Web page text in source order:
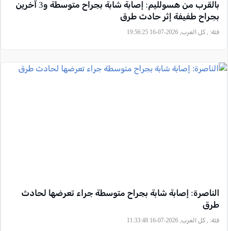
بالقرب من هسولليم: إصابة شابة بجراح متوسطة و3 آخرين
بجراح طفيفة إثر حادث طرق
فئة: , كل العرب, 2026-07-16 19:56:25
الناصرة: إصابة شابة بجراح متوسطة جراء تعرضها لحادث
طرق
فئة: , كل العرب, 2026-07-16 11:33:48